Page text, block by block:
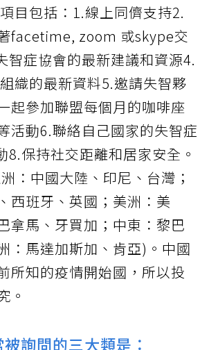
目包括：1.線上同儕支持2.
facetime, zoom 或skype交
智症協會的最新建議和資源4.
織的最新資料5.邀請失智夥
起參加聯盟每個月的咖啡座
活動6.聯絡自己國家的失智症
8.保持社交距離和居家安全。
：中國大陸、印尼、台灣；
西班牙、英國；美洲：美
拿馬、牙買加；中東：黎巴
：馬達加斯加、肯亞)。中國
所知的疫情開始國，所以投
。
詢問的三大類是：